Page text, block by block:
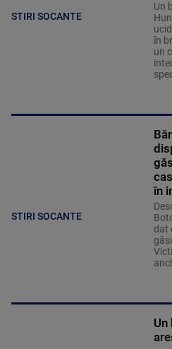
STIRI SOCANTE
Un
în
un
STIRI SOCANTE
în
dat